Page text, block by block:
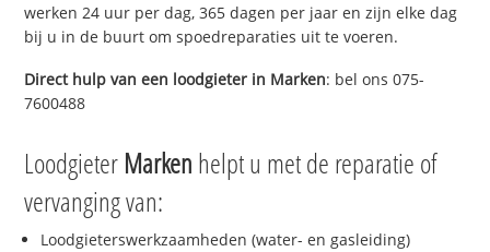
werken 24 uur per dag, 365 dagen per jaar en zijn elke dag
bij u in de buurt om spoedreparaties uit te voeren.
Direct hulp van een loodgieter in Marken: bel ons 075-
7600488
Loodgieter Marken helpt u met de reparatie of
vervanging van:
Loodgieterswerkzaamheden (water- en gasleiding)